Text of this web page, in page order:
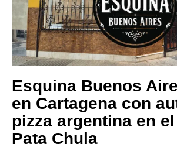
Esquina Buenos
en Cartagena con
pizza argentina en
Pata Chula